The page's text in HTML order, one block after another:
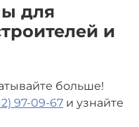
для
и
больше!
97-09-67 и узнайте